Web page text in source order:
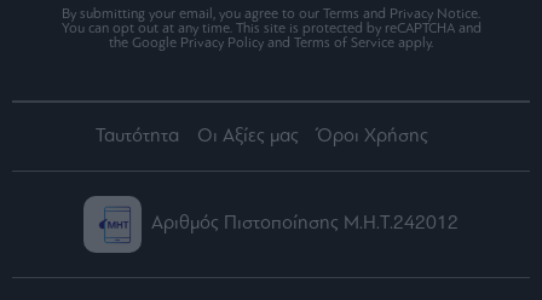
By submitting your email, you agree to our Terms and Privacy Notice.
You can opt out at any time. This site is protected by reCAPTCHA and
the Google Privacy Policy and Terms of Service apply.
Ταυτότητα Οι Αξίες μας Όροι Χρήσης
Αριθμός Πιστοποίησης Μ.Η.Τ.242012